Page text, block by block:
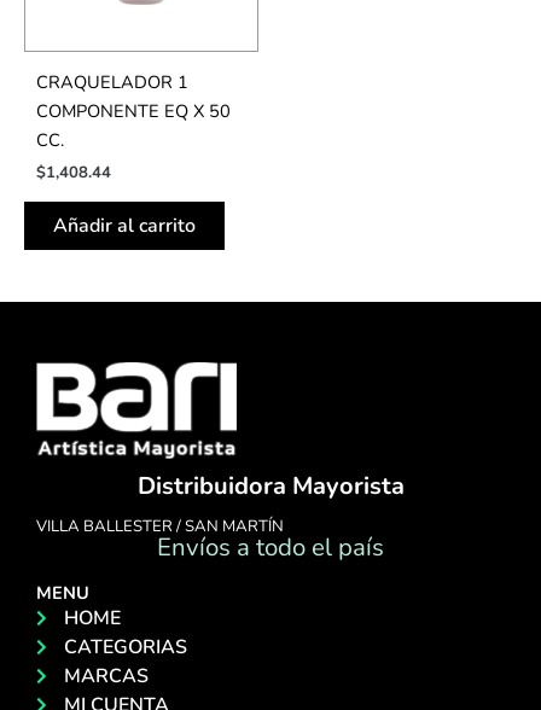
CRAQUELADOR 1
COMPONENTE EQ X 50
CC.
$1,408.44
Añadir al carrito
Distribuidora Mayorista
VILLA BALLESTER / SAN MARTÍN
Envíos a todo el país
MENU
HOME
CATEGORIAS
MARCAS